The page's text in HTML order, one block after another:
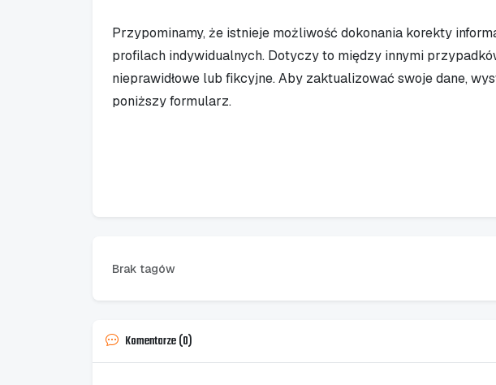
Przypominamy, że istnieje możliwość dokonania korekty
profilach indywidualnych. Dotyczy to między innymi
nieprawidłowe lub fikcyjne. Aby zaktualizować swoje dane,
poniższy formularz.
Brak tagów
Komentarze (0)